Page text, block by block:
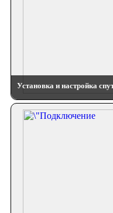
Установка и настройка